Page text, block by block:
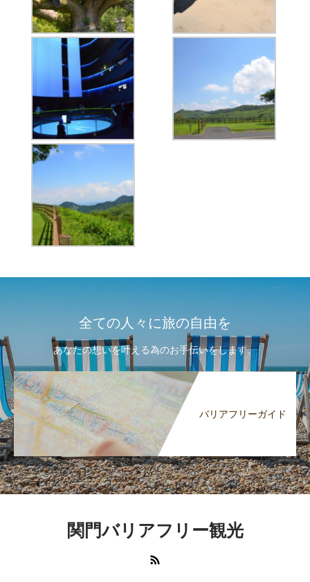
全ての人々に旅の自由を
あなたの想いを叶える為のお手伝いをします。
バリアフリーガイド
関門バリアフリー観光